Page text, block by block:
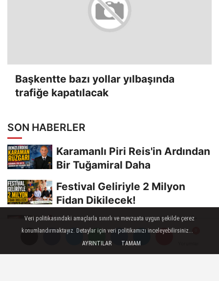
Başkentte bazı yollar yılbaşında
trafiğe kapatılacak
SON HABERLER
Karamanlı Piri Reis'in Ardından
Bir Tuğamiral Daha
Festival Geliriyle 2 Milyon
Fidan Dikilecek!
Kazanç: ‘Karaman AK Parti İl
Başkanlığı Boş Değil’
Gazeteciler Özen ve Gür,
Veri politikasındaki amaçlarla sınırlı ve mevzuata uygun şekilde çerez
konumlandırmaktayız. Detaylar için veri politikamızı inceleyebilirsiniz...
AYRINTILAR
TAMAM